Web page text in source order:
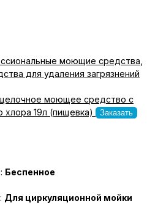
моющие средства
для удаления загрязнений
щелочное моющее средство с
хлора 19л (пищевка)
Заказать
Беспенное
Для циркуляционной мойки